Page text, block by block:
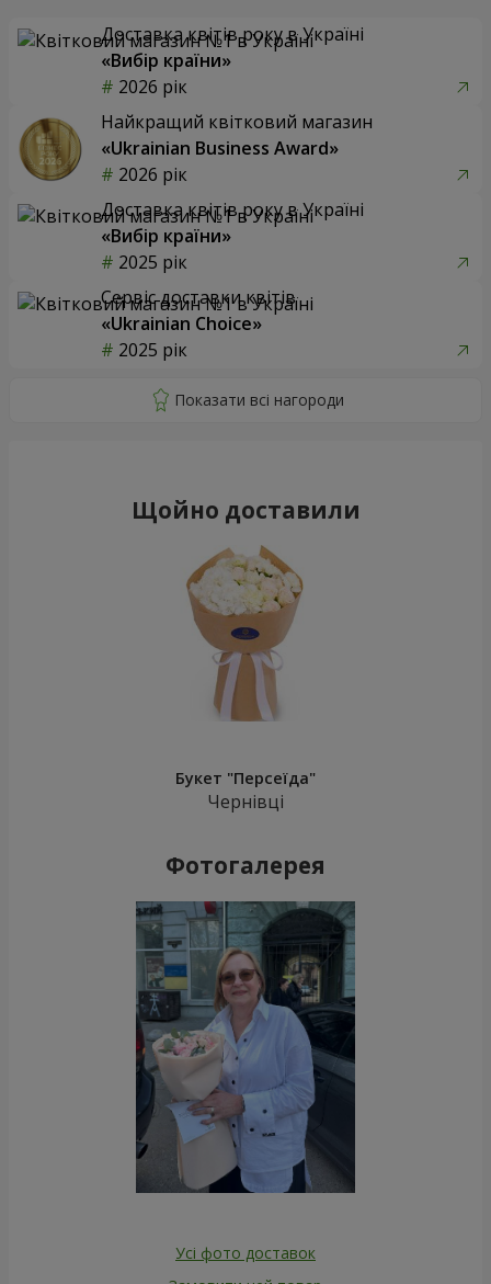
Доставка квітів року в Україні
«Вибір країни»
2026 рік
Найкращий квітковий магазин
«Ukrainian Business Award»
2026 рік
Доставка квітів року в Україні
«Вибір країни»
2025 рік
Сервіс доставки квітів
«Ukrainian Choice»
2025 рік
Щойно доставили
Букет "Персеїда"
Чернівці
Фотогалерея
Усі фото доставок